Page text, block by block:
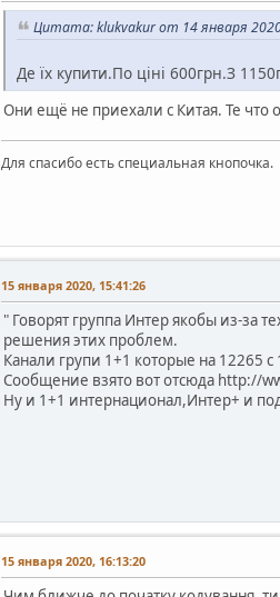
Цитата: klukvakur от 14 января
Де їх купити.По ціні 600грн.З
Они ещё не приехали с Китая. Те что
Для спасибо есть специальная кнопочка.
15 января 2020, 15:41:26
" Говорят группа Интер якобы из-за
решения этих проблем.
Канали групи 1+1 которые на 12265
Сообщение взято вот отсюда http://
Ну и 1+1 интернационал,Интер+ и
15 января 2020, 16:13:20